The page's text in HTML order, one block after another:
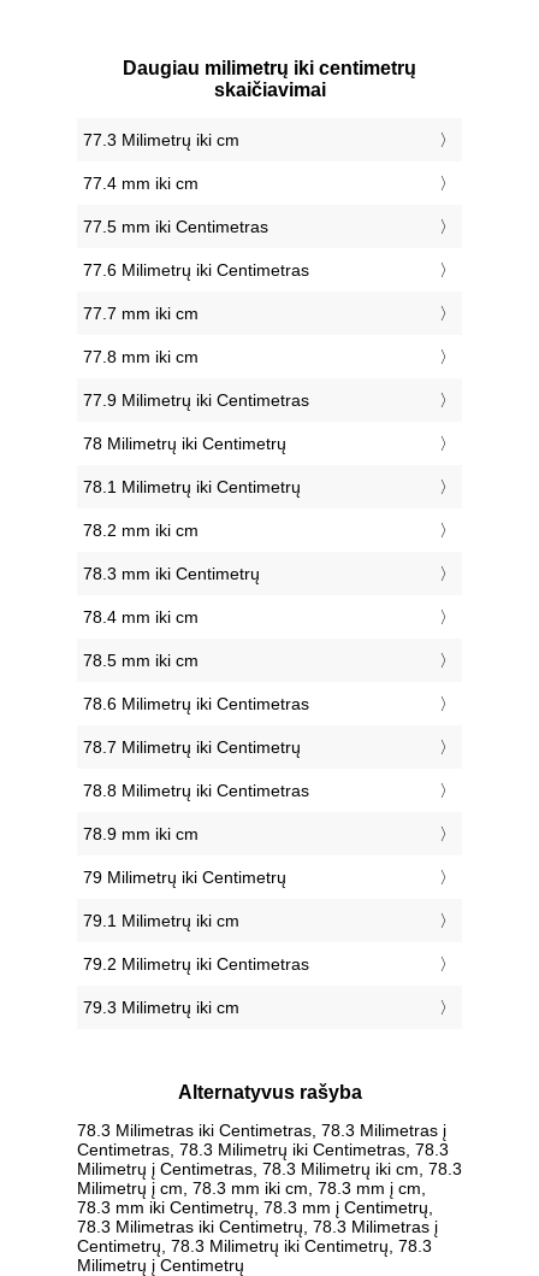
Daugiau milimetrų iki centimetrų
skaičiavimai
77.3 Milimetrų iki cm
77.4 mm iki cm
77.5 mm iki Centimetras
77.6 Milimetrų iki Centimetras
77.7 mm iki cm
77.8 mm iki cm
77.9 Milimetrų iki Centimetras
78 Milimetrų iki Centimetrų
78.1 Milimetrų iki Centimetrų
78.2 mm iki cm
78.3 mm iki Centimetrų
78.4 mm iki cm
78.5 mm iki cm
78.6 Milimetrų iki Centimetras
78.7 Milimetrų iki Centimetrų
78.8 Milimetrų iki Centimetras
78.9 mm iki cm
79 Milimetrų iki Centimetrų
79.1 Milimetrų iki cm
79.2 Milimetrų iki Centimetras
79.3 Milimetrų iki cm
Alternatyvus rašyba
78.3 Milimetras iki Centimetras, 78.3 Milimetras į
Centimetras, 78.3 Milimetrų iki Centimetras, 78.3
Milimetrų į Centimetras, 78.3 Milimetrų iki cm, 78.3
Milimetrų į cm, 78.3 mm iki cm, 78.3 mm į cm,
78.3 mm iki Centimetrų, 78.3 mm į Centimetrų,
78.3 Milimetras iki Centimetrų, 78.3 Milimetras į
Centimetrų, 78.3 Milimetrų iki Centimetrų, 78.3
Milimetrų į Centimetrų